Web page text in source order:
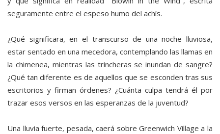
seguramente entre el espeso humo del achís.
¿Qué significara, en el transcurso de una noche lluviosa,
estar sentado en una mecedora, contemplando las llamas en
la chimenea, mientras las trincheras se inundan de sangre?
¿Qué tan diferente es de aquellos que se esconden tras sus
escritorios y firman órdenes? ¿Cuánta culpa tendrá él por
trazar esos versos en las esperanzas de la juventud?
Una lluvia fuerte, pesada, caerá sobre Greenwich Village a la